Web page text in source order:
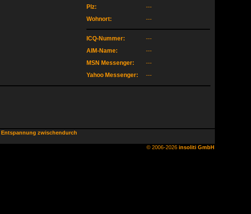
Plz: ---
Wohnort: ---
ICQ-Nummer: ---
AIM-Name: ---
MSN Messenger: ---
Yahoo Messenger: ---
zwischendurch
© 2006-2026 insoliti GmbH